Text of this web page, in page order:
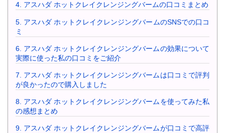
4. アスハダ ホットクレイクレンジングバームの口コミまとめ
5. アスハダ ホットクレイクレンジングバームのSNSでの口コ
ミ
6. アスハダ ホットクレイクレンジングバームの効果について
実際に使った私の口コミをご紹介
7.
アスハダ ホットクレイクレンジングバームは口コミで評判
が良かったので購入しました
8. アスハダ ホットクレイクレンジングバームを使ってみた私
の感想まとめ
9. アスハダ ホットクレイクレンジングバームが口コミで高評